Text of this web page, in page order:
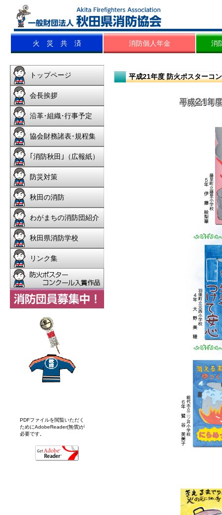
平成21年度 防火ポスターコ
PDFファイルを閲覧いただく
ためにAdobeReader(無償)が
必要です。